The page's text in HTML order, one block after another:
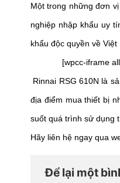
Một trong những đơn
nghiệp nhập khẩu uy
khẩu độc quyền về Việt
[wpcc-iframe
Rinnai RSG 610N là
địa điểm mua thiết bị
suốt quá trình sử dụng
Hãy liên hệ ngay qua
Để lại một